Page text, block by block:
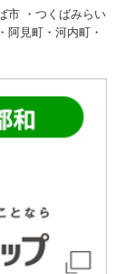
市 ・つくばみらい
阿見町・河内町・